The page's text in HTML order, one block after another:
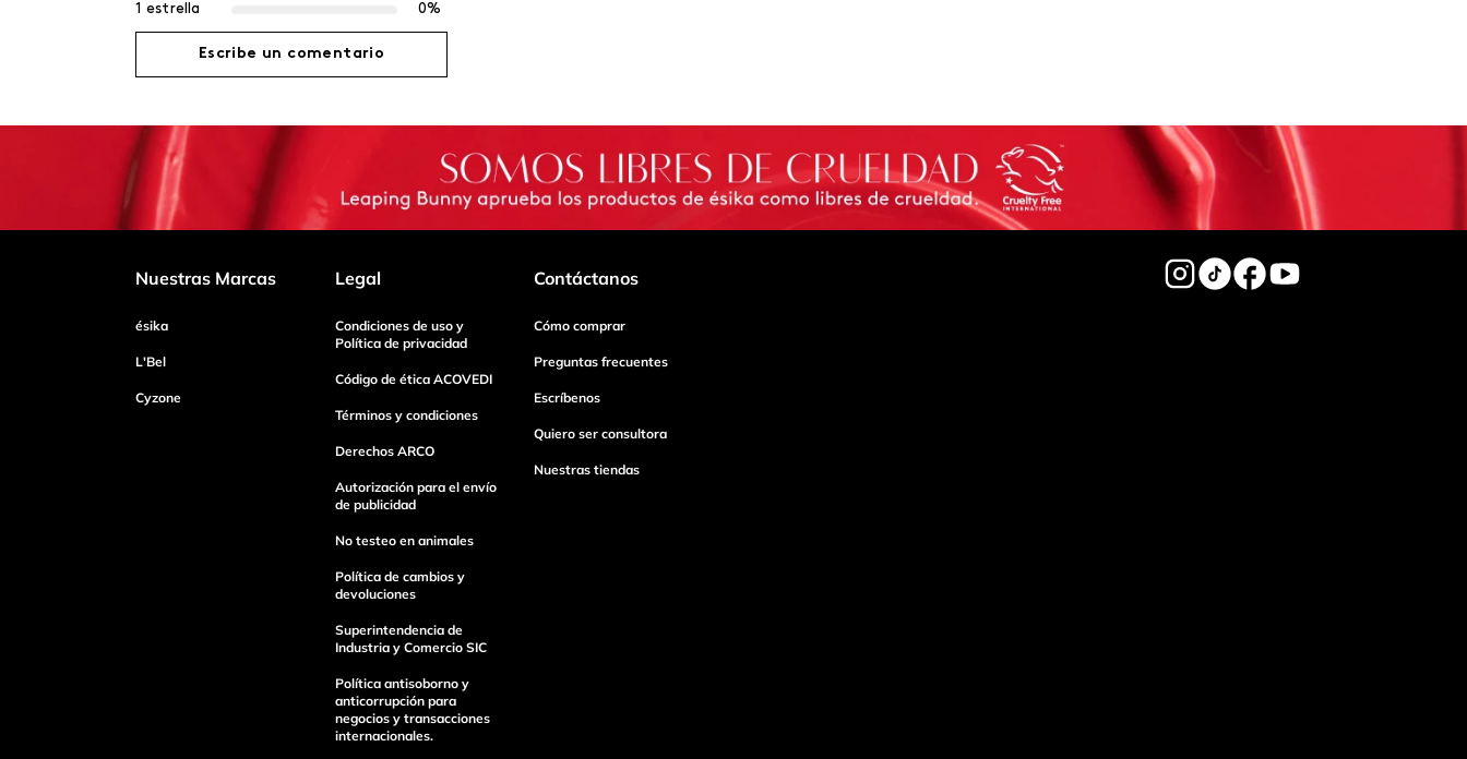
1 estrella
0%
Escribe un comentario
Agregar comentario
Título
Tu nombre
Enviar Comentario
Nuestras Marcas
ésika
L'Bel
Cyzone
Legal
Condiciones de uso y
Política de privacidad
Código de ética ACOVEDI
Términos y condiciones
Derechos ARCO
Autorización para el envío
de publicidad
No testeo en animales
Política de cambios y
devoluciones
Superintendencia de
Industria y Comercio SIC
Política antisoborno y
anticorrupción para
negocios y transacciones
internacionales.
Contáctanos
Cómo comprar
Preguntas frecuentes
Escríbenos
Quiero ser consultora
Nuestras tiendas